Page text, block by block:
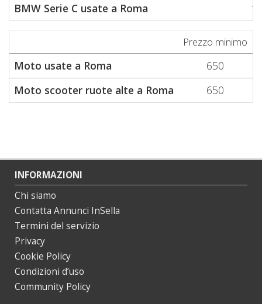
BMW Serie C usate a Roma
Prezzo minimo
Moto usate a Roma
650
Moto scooter ruote alte a Roma
650
INFORMAZIONI
Chi siamo
Contatta Annunci InSella
Termini del servizio
Privacy
Cookie Policy
Condizioni d’uso
Community Policy